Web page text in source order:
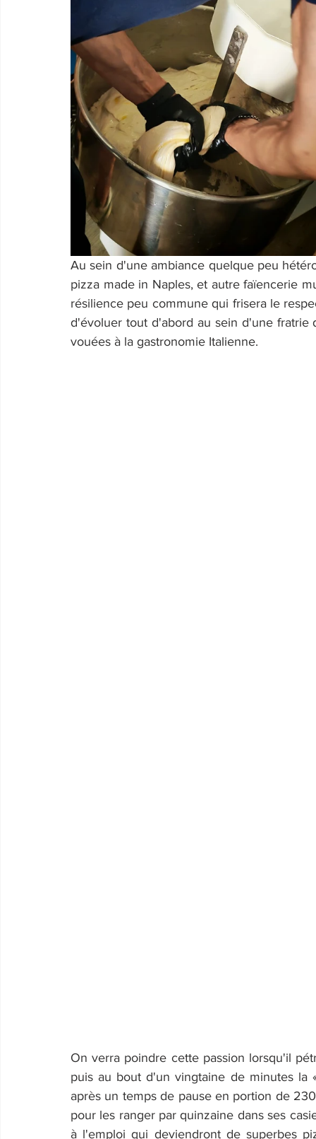
Au sein d'une ambiance quelque peu
pizza made in Naples, et autre faïencerie
résilience peu commune qui frisera le
d'évoluer tout d'abord au sein d'une fratrie
vouées à la gastronomie Italienne.
On verra poindre cette passion lorsqu'il
puis au bout d'un vingtaine de minutes la
après un temps de pause en portion de
pour les ranger par quinzaine dans ses
à l'emploi qui deviendront de superbes